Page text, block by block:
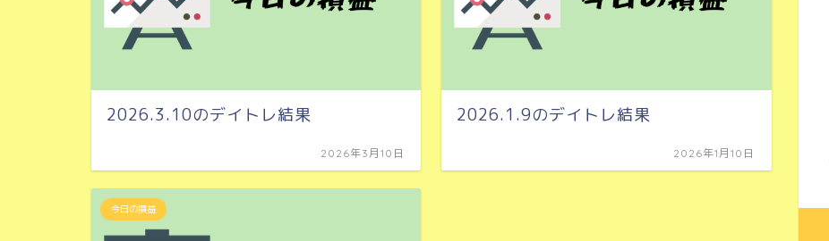
2026.3.10のデイトレ結果
2026年3月10日
2026.1.9のデイトレ結果
2026年1月10日
今日の損益